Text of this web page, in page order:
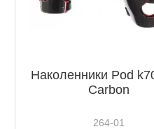
Наколенники Pod
Carbon
264-01